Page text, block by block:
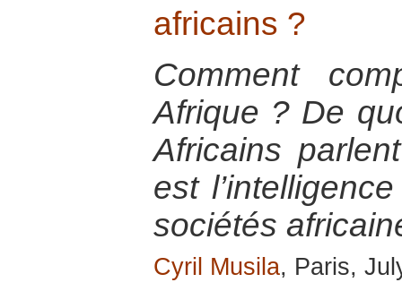
africains ?
Comment
Afrique ? De
Africains
est
sociétés
Cyril Musila, Paris,